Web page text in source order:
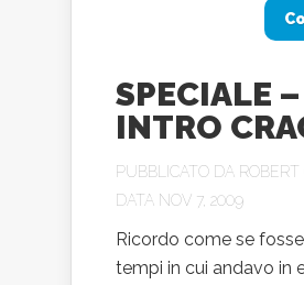
SPECIALE –
INTRO
PUBBLICATO DA ROBERT
DATA NOV 7, 2009
Ricordo come se
tempi in cui andavo in